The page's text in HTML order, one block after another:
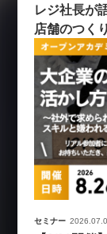
レジ社長が
店舗のつく
セミナー